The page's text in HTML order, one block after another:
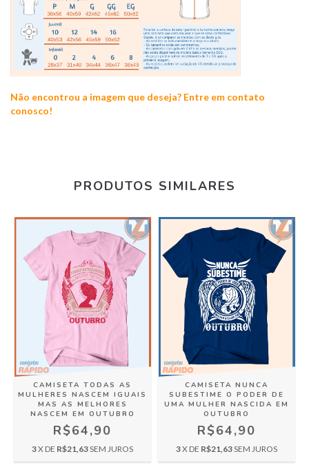
Não encontrou a imagem que deseja? Entre em contato
conosco!
PRODUTOS SIMILARES
CAMISETA TODAS AS
MULHERES NASCEM IGUAIS
MAS AS MELHORES
NASCEM EM OUTUBRO
R$64,90
3X DE R$21,63SEM JUROS
CAMISETA NUNCA
SUBESTIME O PODER DE
UMA MULHER NASCIDA EM
OUTUBRO
R$64,90
3X DE R$21,63SEM JUROS